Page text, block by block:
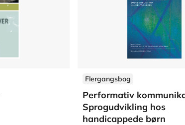
Flergangsbog
Performativ
Sprogudvikling hos
handicappede børn